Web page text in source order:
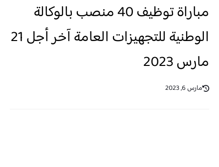
مباراة توظيف 40 منصب بالوكالة
الوطنية للتجهيزات العامة آخر أجل 21
مارس 2023
مارس 6, 2023